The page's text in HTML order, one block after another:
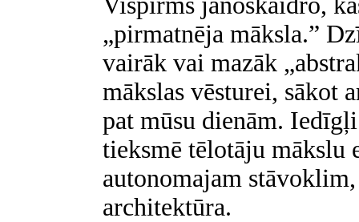
„pirmatnēja māksla.”
vairāk vai mazāk
mākslas vēsturei, sākot
pat mūsu dienām.
tieksmē tēlotāju mākslu
autonomajam
architektūra.